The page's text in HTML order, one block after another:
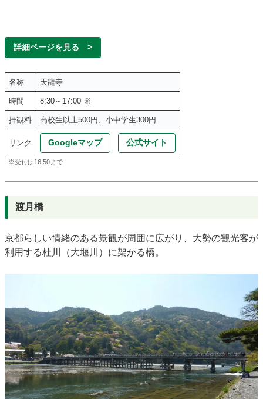
詳細ページを見る >
名称 天龍寺
時間 8:30～17:00 ※
拝観料 高校生以上500円、小中学生300円
リンク Googleマップ 公式サイト
※受付は16:50まで
渡月橋
京都らしい情緒のある景観が周囲に広がり、大勢の観光客が
利用する桂川（大堰川）に架かる橋。